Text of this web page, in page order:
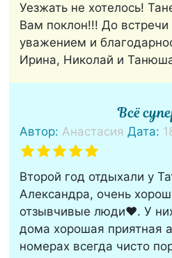
Уезжать не хотелось!
Вам поклон!!! До
уважением и
Ирина, Николай и
Всё
Автор:Анастасия Дата:
Второй год отдыхали у
Александра, очень
отзывчивые люди❤️. У
дома хорошая приятная
номерах всегда чисто